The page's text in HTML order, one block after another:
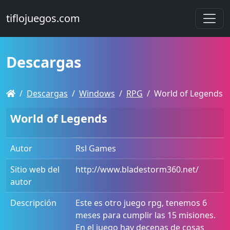
tiflojuegos.com
Descargas
Descargas Windows RPG World of Legends
World of Legends
Autor
Rsl Games
Sitio web del
autor
http://www.bladestorm360.net/
Descripción
Este es otro juego rpg, tenemos 6
meses para cumplir las 15 misiones.
En el juego hay decenas de cosas